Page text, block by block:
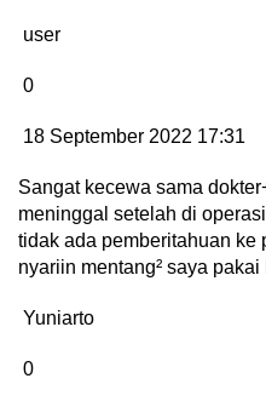
user
0
18 September 2022 17:31
Sangat kecewa sama
meninggal setelah di
tidak ada pemberitahuan ke
nyariin mentang² saya pakai
Yuniarto
0